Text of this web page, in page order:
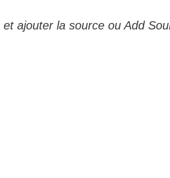
ajouter la source ou Add